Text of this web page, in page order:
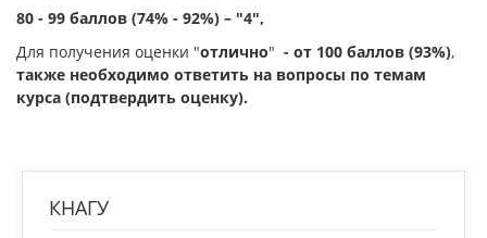
80 - 99 баллов (74% - 92%) – "4",
Для получения оценки "отлично" - от 100 баллов (93%),
также необходимо ответить на вопросы по темам
курса (подтвердить оценку).
КНАГУ